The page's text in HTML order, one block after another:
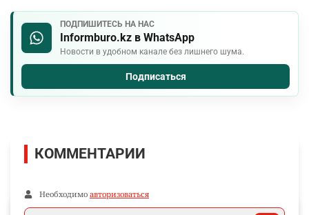
ПОДПИШИТЕСЬ НА НАС
Informburo.kz в WhatsApp
Новости в удобном канале без лишнего шума.
Подписаться
КОММЕНТАРИИ
Необходимо авторизоваться